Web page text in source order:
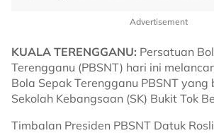
Advertisement
KUALA TERENGGANU: Persatuan
Terengganu (PBSNT) hari ini
Bola Sepak Terengganu PBSNT
Sekolah Kebangsaan (SK) Bukit Tok
Timbalan Presiden PBSNT Datuk